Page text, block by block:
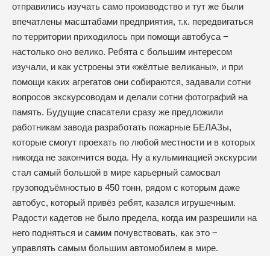
отправились изучать само производство и тут же были
впечатлены масштабами предприятия, т.к. передвигаться
по территории приходилось при помощи автобуса −
настолько оно велико. Ребята с большим интересом
изучали, и как устроены эти «жёлтые великаны», и при
помощи каких агрегатов они собираются, задавали сотни
вопросов экскурсоводам и делали сотни фотографий на
память. Будущие спасатели сразу же предложили
работникам завода разработать пожарные БЕЛАЗы,
которые смогут проехать по любой местности и в которых
никогда не закончится вода. Ну а кульминацией экскурсии
стал самый большой в мире карьерный самосвал
грузоподъёмностью в 450 тонн, рядом с которым даже
автобус, который привёз ребят, казался игрушечным.
Радости кадетов не было предела, когда им разрешили на
него подняться и самим почувствовать, как это −
управлять самым большим автомобилем в мире.